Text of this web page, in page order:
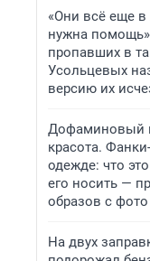
«Они всё еще в
нужна
пропавших в
Усольцевых
версию их
Дофаминовый
красота.
одежде: что
его носить —
образов с фото
На двух